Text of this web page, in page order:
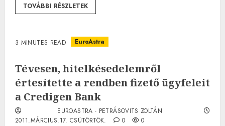
TOVÁBBI RÉSZLETEK
3 MINUTES READ EuroAstra
Tévesen, hitelkésedelemről
értesítette a rendben fizető ügyfeleit
a Credigen Bank
EUROASTRA - PETRÁSOVITS ZOLTÁN
2011.MÁRCIUS.17. CSÜTÖRTÖK.
0 0